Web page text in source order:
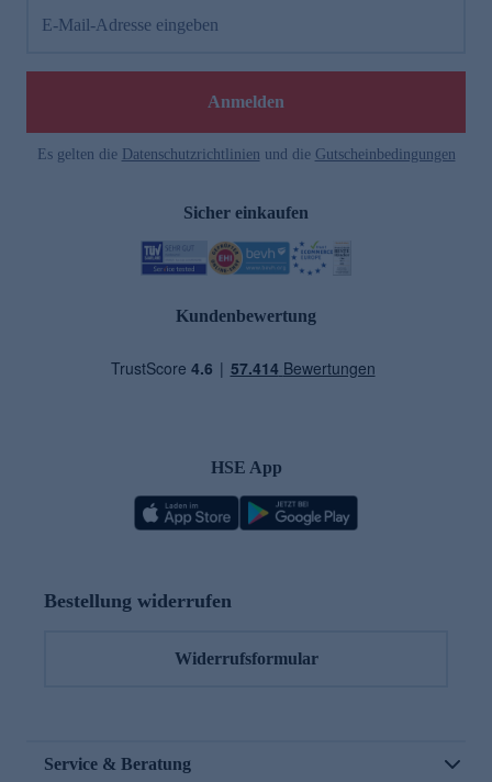
E-Mail-Adresse eingeben
Anmelden
Es gelten die Datenschutzrichtlinien und die Gutscheinbedingungen
Sicher einkaufen
Kundenbewertung
HSE App
Bestellung widerrufen
Widerrufsformular
Service & Beratung